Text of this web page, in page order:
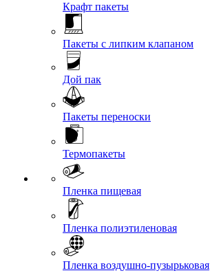
Крафт пакеты
Пакеты с липким клапаном
Дой пак
Пакеты переноски
Термопакеты
Пленка пищевая
Пленка полиэтиленовая
Пленка воздушно-пузырьковая